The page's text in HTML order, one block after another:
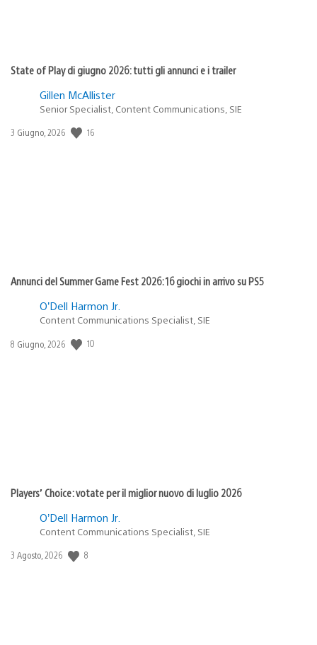
State of Play di giugno 2026: tutti gli annunci e i trailer
Gillen McAllister
Senior Specialist, Content Communications, SIE
Data
3 Giugno, 2026 16
Annunci del Summer Game Fest 2026: 16 giochi in arrivo su PS5
O’Dell Harmon Jr.
Content Communications Specialist, SIE
Data
8 Giugno, 2026 10
Players’ Choice: votate per il miglior nuovo di luglio 2026
O’Dell Harmon Jr.
Content Communications Specialist, SIE
Data
3 Agosto, 2026 8